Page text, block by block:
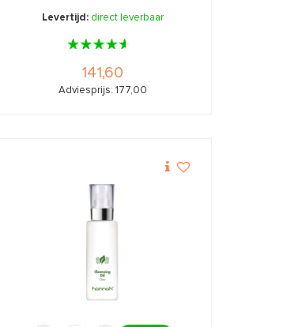
Levertijd: direct leverbaar
141,60
Adviesprijs: 177,00